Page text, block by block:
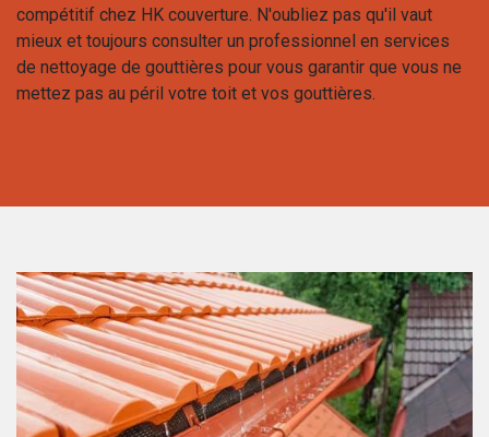
compétitif chez HK couverture. N'oubliez pas qu'il vaut
mieux et toujours consulter un professionnel en services
de nettoyage de gouttières pour vous garantir que vous ne
mettez pas au péril votre toit et vos gouttières.